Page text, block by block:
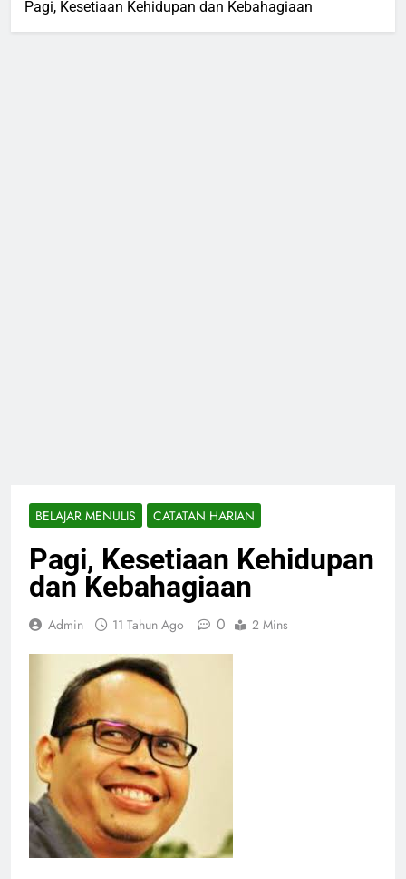
Pagi, Kesetiaan Kehidupan dan Kebahagiaan
BELAJAR MENULIS CATATAN HARIAN
Pagi, Kesetiaan Kehidupan
dan Kebahagiaan
Admin 11 Tahun Ago 0 2 Mins